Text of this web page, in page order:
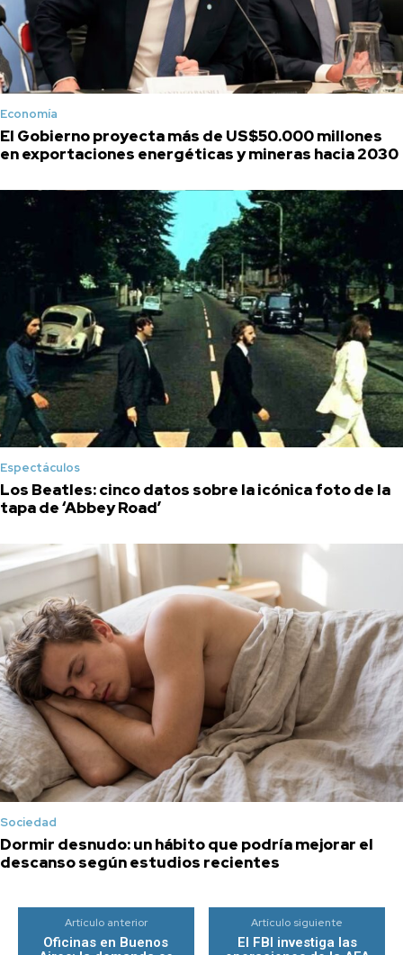
Economía
El Gobierno proyecta más de US$50.000 millones
en exportaciones energéticas y mineras hacia 2030
Espectáculos
Los Beatles: cinco datos sobre la icónica foto de la
tapa de ‘Abbey Road’
Sociedad
Dormir desnudo: un hábito que podría mejorar el
descanso según estudios recientes
Artículo anterior
Oficinas en Buenos
Artículo siguiente
El FBI investiga las